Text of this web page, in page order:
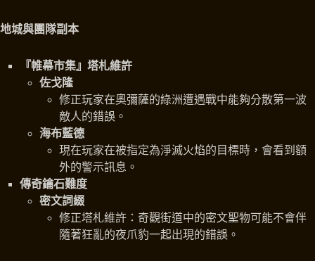
地城與團隊副本
『帷幕市集』塔札維許
佐戈隆
修正玩家在奧彌薩的綠洲遭遇戰中能夠分散第一波
敵人的錯誤。
海布藍德
現在玩家在被指定為淨滅火焰的目標時，會看到額
外的警示訊息。
傳奇鑰石難度
密文詞綴
修正塔札維許：奇觀街道中的密文聖物可能不會伴
隨著狂亂的夜爪豹一起出現的錯誤。